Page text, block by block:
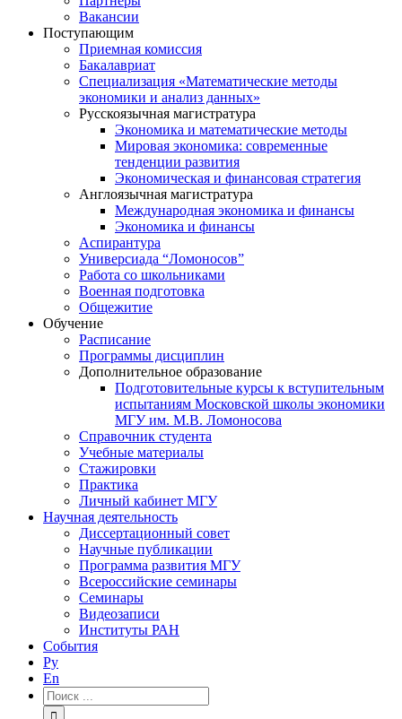
Вакансии
Поступающим
Приемная комиссия
Бакалавриат
Специализация «Математические методы
экономики и анализ данных»
Русскоязычная магистратура
Экономика и математические методы
Мировая экономика: современные
тенденции развития
Экономическая и финансовая стратегия
Англоязычная магистратура
Международная экономика и финансы
Экономика и финансы
Аспирантура
Универсиада “Ломоносов”
Работа со школьниками
Военная подготовка
Общежитие
Обучение
Расписание
Программы дисциплин
Дополнительное образование
Подготовительные курсы к вступительным
испытаниям Московской школы экономики
МГУ им. М.В. Ломоносова
Справочник студента
Учебные материалы
Стажировки
Практика
Личный кабинет МГУ
Научная деятельность
Диссертационный совет
Научные публикации
Программа развития МГУ
Всероссийские семинары
Семинары
Видеозаписи
Институты РАН
События
Ру
En
Результат
поиска: